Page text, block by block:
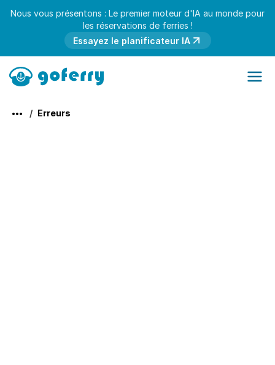
Nous vous présentons : Le premier moteur d'IA au monde pour
les réservations de ferries !
Essayez le planificateur IA
Erreurs